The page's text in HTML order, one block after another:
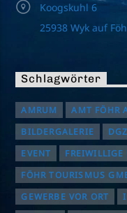
Koogskuhl 6
25938 Wyk auf
Schlagwörter
AMRUM AMT FÖHR
BILDERGALERIE
EVENT
FREIWILLIGE
FÖHR TOURISMUS
GEWERBE VOR ORT